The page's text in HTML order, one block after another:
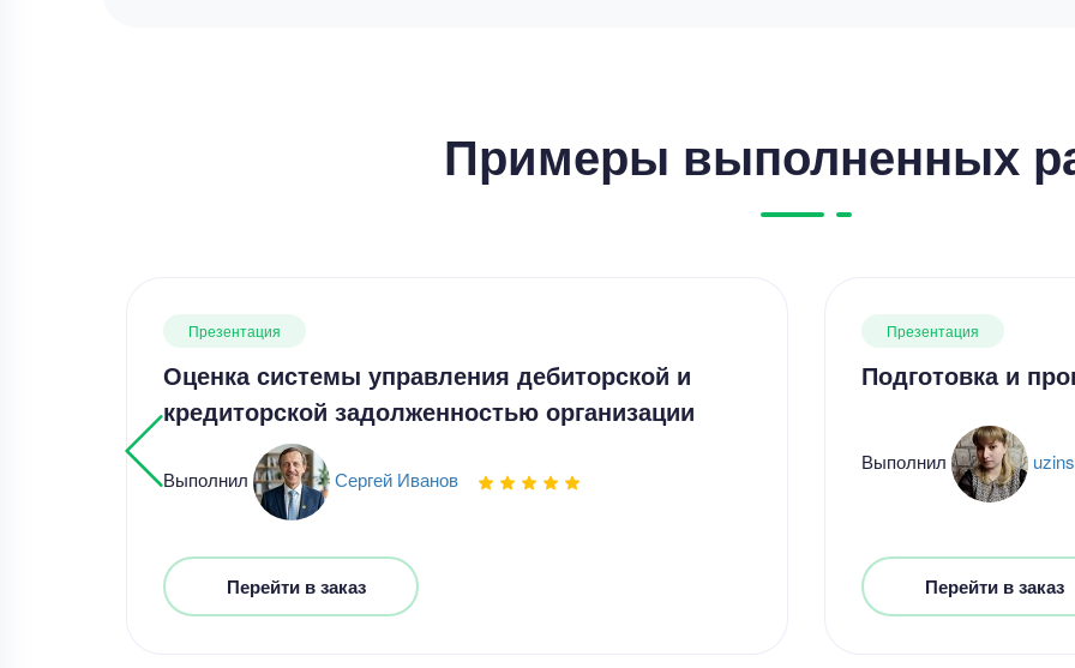
Примеры выполненных
Презентация
Оценка системы управления дебиторской и
кредиторской задолженностью организации
Выполнил Сергей Иванов
Перейти в заказ
Презентация
Подготовка и
Выполнил
Перейти в заказ